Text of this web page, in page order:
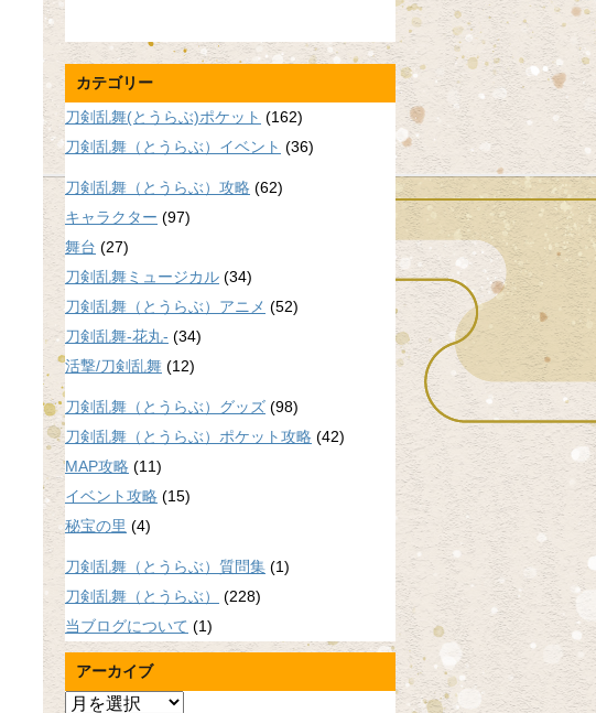
カテゴリー
刀剣乱舞(とうらぶ)ポケット (162)
刀剣乱舞（とうらぶ）イベント (36)
刀剣乱舞（とうらぶ）攻略 (62)
キャラクター (97)
舞台 (27)
刀剣乱舞ミュージカル (34)
刀剣乱舞（とうらぶ）アニメ (52)
刀剣乱舞-花丸- (34)
活撃/刀剣乱舞 (12)
刀剣乱舞（とうらぶ）グッズ (98)
刀剣乱舞（とうらぶ）ポケット攻略 (42)
MAP攻略 (11)
イベント攻略 (15)
秘宝の里 (4)
刀剣乱舞（とうらぶ）質問集 (1)
刀剣乱舞（とうらぶ）
(228)
当ブログについて (1)
アーカイブ
ア